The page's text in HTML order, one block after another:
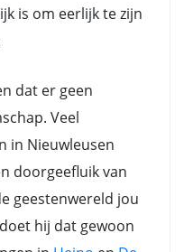
is om eerlijk te zijn
dat er geen
Veel
in Nieuwleusen
doorgeefluik van
geestenwereld jou
hij dat gewoon